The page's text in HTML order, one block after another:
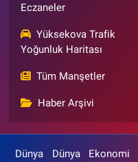
Eczaneler
Yüksekova Trafik
Yoğunluk Haritası
Tüm Manşetler
Haber Arşivi
Dünya Dünya Ekonomi